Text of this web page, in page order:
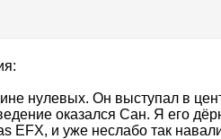
нулевых. Он выступал в
оказался Сан. Я его
EFX, и уже неслабо так